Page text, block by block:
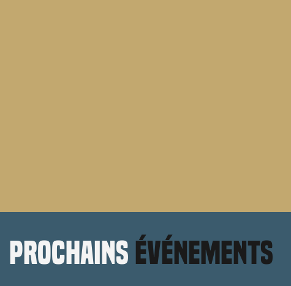
prochains événements